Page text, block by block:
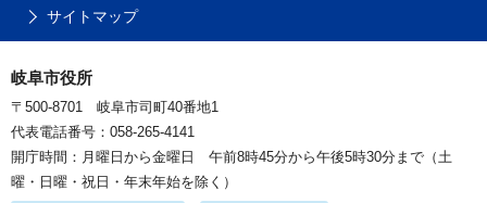
サイトマップ
岐阜市役所
〒500-8701 岐阜市司町40番地1
代表電話番号：058-265-4141
開庁時間：月曜日から金曜日 午前8時45分から午後5時30分まで（土
曜・日曜・祝日・年末年始を除く）